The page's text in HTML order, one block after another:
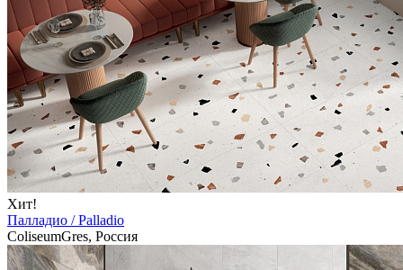
Хит!
Палладио / Palladio
ColiseumGres, Россия